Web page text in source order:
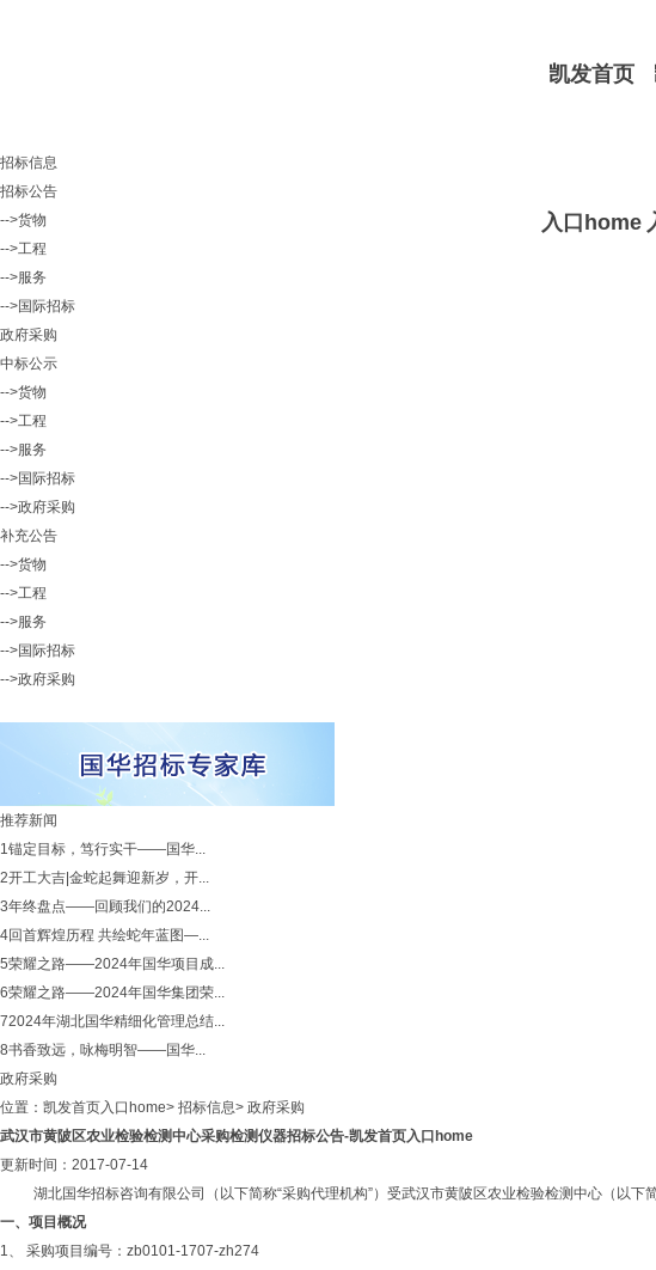
凯发首页
入口home
招标信息
招标公告
-->货物
-->工程
-->服务
-->国际招标
政府采购
中标公示
-->货物
-->工程
-->服务
-->国际招标
-->政府采购
补充公告
-->货物
-->工程
-->服务
-->国际招标
-->政府采购
推荐新闻
1锚定目标，笃行实干——国华...
2开工大吉|金蛇起舞迎新岁，开...
3年终盘点——回顾我们的2024...
4回首辉煌历程 共绘蛇年蓝图—...
5荣耀之路——2024年国华项目成...
6荣耀之路——2024年国华集团荣...
72024年湖北国华精细化管理总结...
8书香致远，咏梅明智——国华...
政府采购
位置： 凯发首页入口home> 招标信息> 政府采购
武汉市黄陂区农业检验检测中心采购检测仪器招标公告-凯发首页入口home
更新时间：2017-07-14
湖北国华招标咨询有限公司（以下简称“采购代理机构”）受武汉市黄陂区农业检验检测中心（以下
一、项目概况
1、 采购项目编号： zb0101-1707-zh274